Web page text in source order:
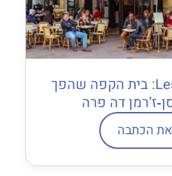
Les Deux Magots: בית הקפה שהפך
דה פרה
הכתבה